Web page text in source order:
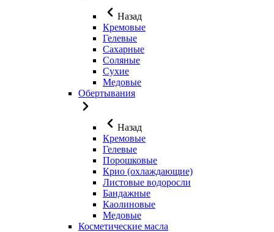
Назад
Кремовые
Гелевые
Сахарные
Соляные
Сухие
Медовые
Обертывания
Назад
Кремовые
Гелевые
Порошковые
Крио (охлаждающие)
Листовые водоросли
Бандажные
Каолиновые
Медовые
Косметические масла